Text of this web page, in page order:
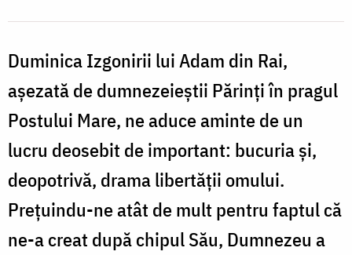
Duminica Izgonirii lui Adam din Rai,
aşezată de dumnezeieştii Părinţi în pragul
Postului Mare, ne aduce aminte de un
lucru deosebit de important: bucuria şi,
deopotrivă, drama libertăţii omului.
Preţuindu-ne atât de mult pentru faptul că
ne-a creat după chipul Său, Dumnezeu a